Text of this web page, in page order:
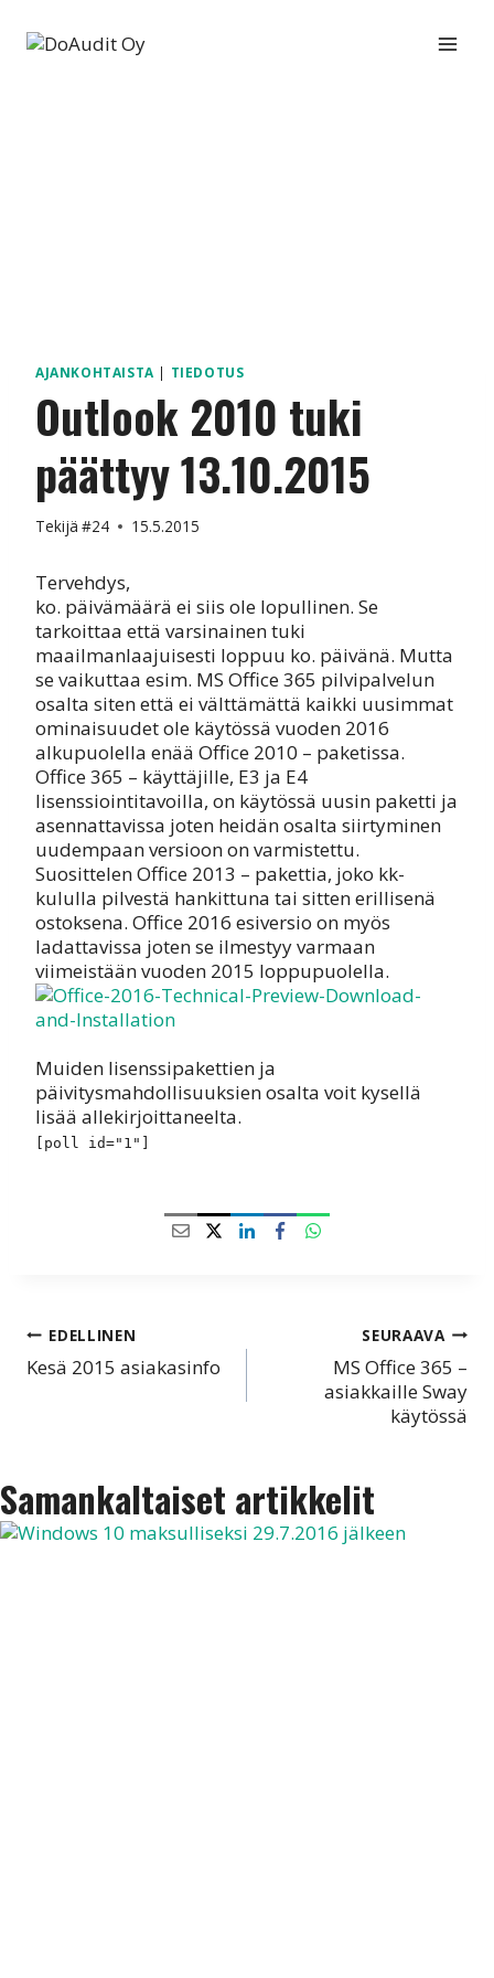
sisältöön
AJANKOHTAISTA | TIEDOTUS
Outlook 2010 tuki
päättyy 13.10.2015
Tekijä #24 15.5.2015
Tervehdys,
ko. päivämäärä ei siis ole lopullinen. Se
tarkoittaa että varsinainen tuki
maailmanlaajuisesti loppuu ko. päivänä. Mutta
se vaikuttaa esim. MS Office 365 pilvipalvelun
osalta siten että ei välttämättä kaikki uusimmat
ominaisuudet ole käytössä vuoden 2016
alkupuolella enää Office 2010 – paketissa.
Office 365 – käyttäjille, E3 ja E4
lisenssiointitavoilla, on käytössä uusin paketti ja
asennattavissa joten heidän osalta siirtyminen
uudempaan versioon on varmistettu.
Suosittelen Office 2013 – pakettia, joko kk-
kululla pilvestä hankittuna tai sitten erillisenä
ostoksena. Office 2016 esiversio on myös
ladattavissa joten se ilmestyy varmaan
viimeistään vuoden 2015 loppupuolella.
Muiden lisenssipakettien ja
päivitysmahdollisuuksien osalta voit kysellä
lisää allekirjoittaneelta.
[poll id="1"]
Artikkelien
selaus
EDELLINEN
Kesä 2015 asiakasinfo
SEURAAVA
MS Office 365 –
asiakkaille Sway
käytössä
Samankaltaiset artikkelit